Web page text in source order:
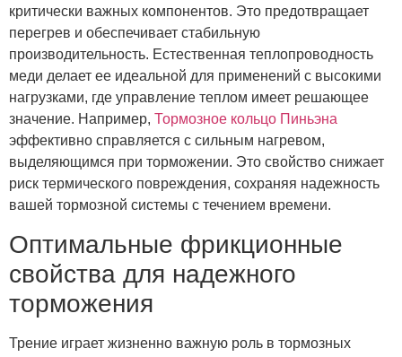
критически важных компонентов. Это предотвращает
перегрев и обеспечивает стабильную
производительность. Естественная теплопроводность
меди делает ее идеальной для применений с высокими
нагрузками, где управление теплом имеет решающее
значение. Например, Тормозное кольцо Пиньэна
эффективно справляется с сильным нагревом,
выделяющимся при торможении. Это свойство снижает
риск термического повреждения, сохраняя надежность
вашей тормозной системы с течением времени.
Оптимальные фрикционные
свойства для надежного
торможения
Трение играет жизненно важную роль в тормозных